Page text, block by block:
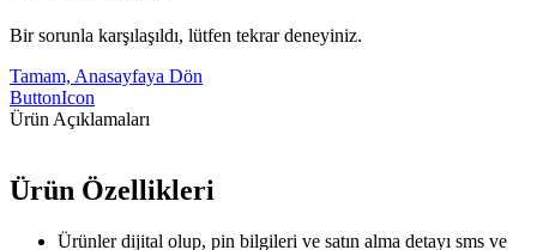
Bir sorunla karşılaşıldı, lütfen tekrar deneyiniz.
Tamam, Anasayfaya Dön
ButtonIcon
Ürün Açıklamaları
Ürün Özellikleri
Ürünler dijital olup, pin bilgileri ve satın alma detayı sms ve